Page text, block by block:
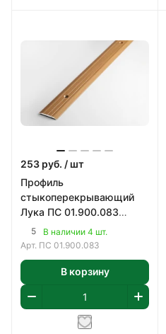
253 руб. / шт
Профиль
стыкоперекрывающий
Лука ПС 01.900.083
900х25 мм
5
В наличии 4 шт.
Арт. ПС 01.900.083
В корзину